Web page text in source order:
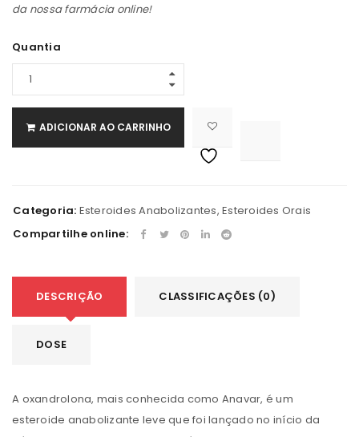
da nossa farmácia online!
Quantia
ADICIONAR AO CARRINHO
Categoria: Esteroides Anabolizantes, Esteroides Orais
Compartilhe online:
DESCRIÇÃO CLASSIFICAÇÕES (0)
DOSE
A oxandrolona, ​​mais conhecida como Anavar, é um
esteroide anabolizante leve que foi lançado no início da